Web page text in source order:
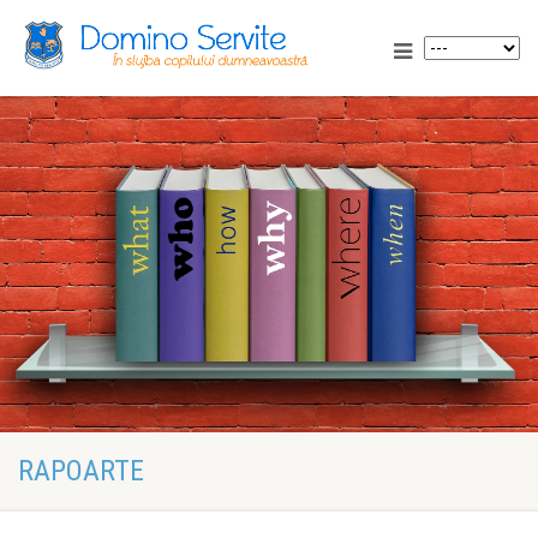
RAPOARTE